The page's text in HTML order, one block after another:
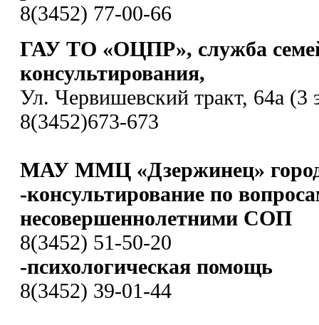
8(3452) 77-00-66
ГАУ ТО «ОЦПР», служба
консультирования,
Ул. Червишевский тракт, 64а (3
8(3452)673-673
МАУ ММЦ «Дзержинец»
-консультирование по
несовершеннолетними СОП
8(3452) 51-50-20
-психологическая помощь
8(3452) 39-01-44